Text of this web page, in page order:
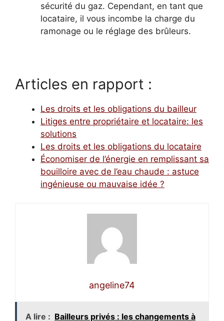
sécurité du gaz. Cependant, en tant que
locataire, il vous incombe la charge du
ramonage ou le réglage des brûleurs.
Articles en rapport :
Les droits et les obligations du bailleur
Litiges entre propriétaire et locataire: les
solutions
Les droits et les obligations du locataire
Économiser de l’énergie en remplissant sa
bouilloire avec de l’eau chaude : astuce
ingénieuse ou mauvaise idée ?
angeline74
A lire : Bailleurs privés : les changements à